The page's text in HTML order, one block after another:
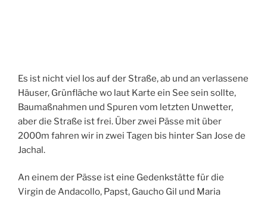
Es ist nicht viel los auf der Straße, ab und an verlassene
Häuser, Grünfläche wo laut Karte ein See sein sollte,
Baumaßnahmen und Spuren vom letzten Unwetter,
aber die Straße ist frei. Über zwei Pässe mit über
2000m fahren wir in zwei Tagen bis hinter San Jose de
Jachal.
An einem der Pässe ist eine Gedenkstätte für die
Virgin de Andacollo, Papst, Gaucho Gil und Maria